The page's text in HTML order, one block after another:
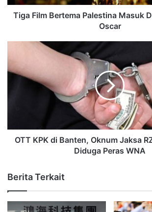
Tiga Film Bertema Palestina Masuk
Oscar
OTT KPK di Banten, Oknum Jaksa
Diduga Peras WNA
Berita Terkait